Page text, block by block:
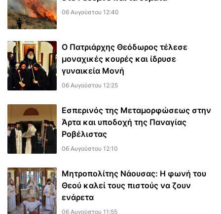
06 Αυγούστου 12:40
Ο Πατριάρχης Θεόδωρος τέλεσε
μοναχικές κουρές και ίδρυσε
γυναικεία Μονή
06 Αυγούστου 12:25
Εσπερινός της Μεταμορφώσεως στην
Άρτα και υποδοχή της Παναγίας
Ροβέλιστας
06 Αυγούστου 12:10
Μητροπολίτης Νάουσας: Η φωνή του
Θεού καλεί τους πιστούς να ζουν
ενάρετα
06 Αυγούστου 11:55